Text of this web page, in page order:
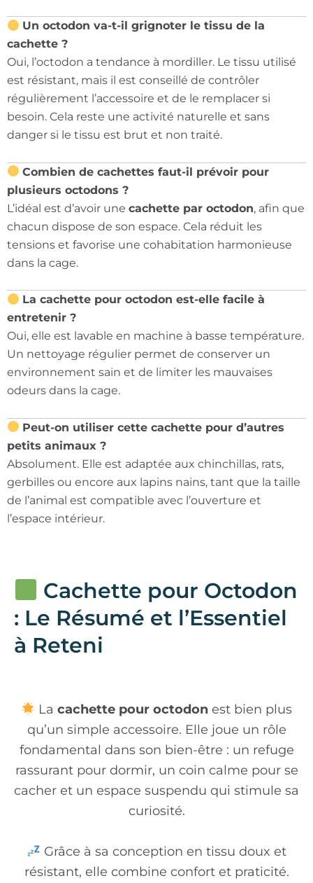
Un octodon va-t-il grignoter le tissu de la
cachette ?
Oui, l’octodon a tendance à mordiller. Le tissu utilisé
est résistant, mais il est conseillé de contrôler
régulièrement l’accessoire et de le remplacer si
besoin. Cela reste une activité naturelle et sans
danger si le tissu est brut et non traité.
Combien de cachettes faut-il prévoir pour
plusieurs octodons ?
L’idéal est d’avoir une cachette par octodon, afin que
chacun dispose de son espace. Cela réduit les
tensions et favorise une cohabitation harmonieuse
dans la cage.
La cachette pour octodon est-elle facile à
entretenir ?
Oui, elle est lavable en machine à basse température.
Un nettoyage régulier permet de conserver un
environnement sain et de limiter les mauvaises
odeurs dans la cage.
Peut-on utiliser cette cachette pour d’autres
petits animaux ?
Absolument. Elle est adaptée aux chinchillas, rats,
gerbilles ou encore aux lapins nains, tant que la taille
de l’animal est compatible avec l’ouverture et
l’espace intérieur.
Cachette pour Octodon
: Le Résumé et l’Essentiel
à Reteni
Lacachette pour octodon est bien plus
qu’un simple accessoire. Elle joue un rôle
fondamental dans son bien-être : un refuge
rassurant pour dormir, un coin calme pour se
cacher et un espace suspendu qui stimule sa
curiosité.
Grâce à sa conception en tissu doux et
résistant, elle combine confort et praticité.